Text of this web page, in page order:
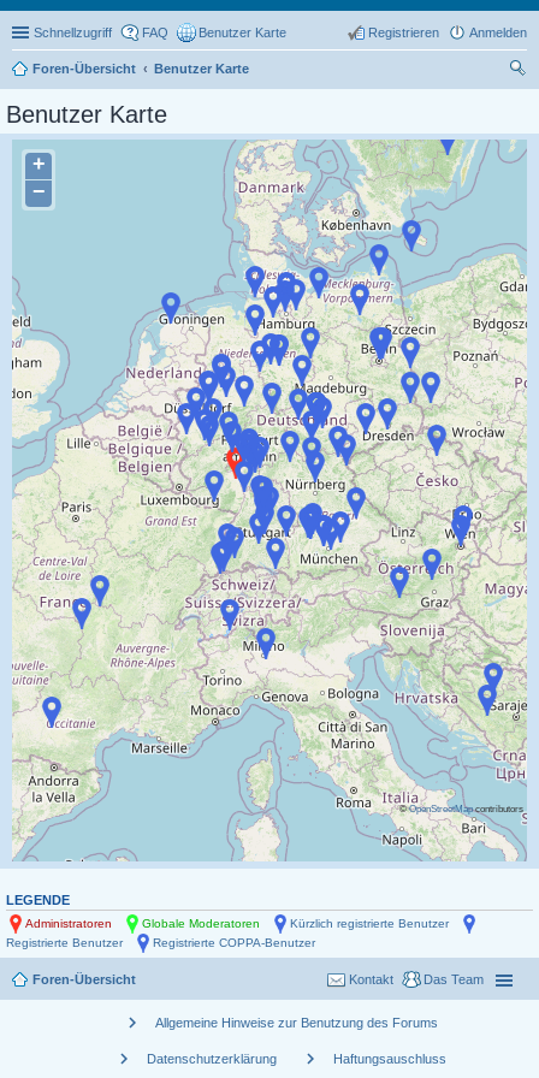
Schnellzugriff FAQ Benutzer Karte Anmelden
Registrieren
Foren-Übersicht
Benutzer Karte
Benutzer Karte
+
−
©OpenStreetMapcontributors
LEGENDE
Administratoren Globale Moderatoren
Kürzlich registrierte Benutzer
Registrierte Benutzer
Registrierte COPPA-Benutzer
Foren-Übersicht Das Team
Kontakt
chevron_right Allgemeine Hinweise zur Benutzung des Forums
chevron_right Datenschutzerklärung chevron_right Haftungsauschluss